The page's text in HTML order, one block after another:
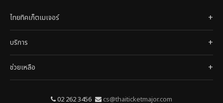
ไทยทิคเก็ตเมเจอร์
บริการ
ช่วยเหลือ
02 262 3456 cs@thaiticketmajor.com